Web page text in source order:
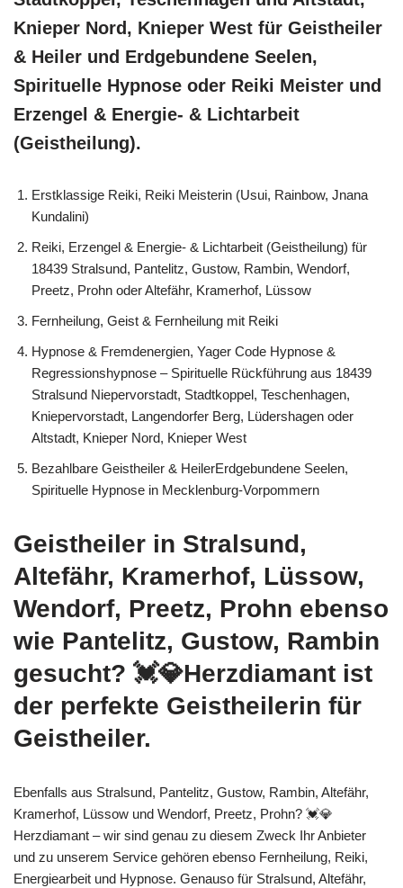
Knieper Nord, Knieper West für Geistheiler
& Heiler und Erdgebundene Seelen,
Spirituelle Hypnose oder Reiki Meister und
Erzengel & Energie- & Lichtarbeit
(Geistheilung).
Erstklassige Reiki, Reiki Meisterin (Usui, Rainbow, Jnana
Kundalini)
Reiki, Erzengel & Energie- & Lichtarbeit (Geistheilung) für
18439 Stralsund, Pantelitz, Gustow, Rambin, Wendorf,
Preetz, Prohn oder Altefähr, Kramerhof, Lüssow
Fernheilung, Geist & Fernheilung mit Reiki
Hypnose & Fremdenergien, Yager Code Hypnose &
Regressionshypnose – Spirituelle Rückführung aus 18439
Stralsund Niepervorstadt, Stadtkoppel, Teschenhagen,
Kniepervorstadt, Langendorfer Berg, Lüdershagen oder
Altstadt, Knieper Nord, Knieper West
Bezahlbare Geistheiler & HeilerErdgebundene Seelen,
Spirituelle Hypnose in Mecklenburg-Vorpommern
Geistheiler in Stralsund,
Altefähr, Kramerhof, Lüssow,
Wendorf, Preetz, Prohn ebenso
wie Pantelitz, Gustow, Rambin
gesucht? 💓️💎Herzdiamant ist
der perfekte Geistheilerin für
Geistheiler.
Ebenfalls aus Stralsund, Pantelitz, Gustow, Rambin, Altefähr,
Kramerhof, Lüssow und Wendorf, Preetz, Prohn? 💓️💎
Herzdiamant – wir sind genau zu diesem Zweck Ihr Anbieter
und zu unserem Service gehören ebenso Fernheilung, Reiki,
Energiearbeit und Hypnose. Genauso für Stralsund, Altefähr,